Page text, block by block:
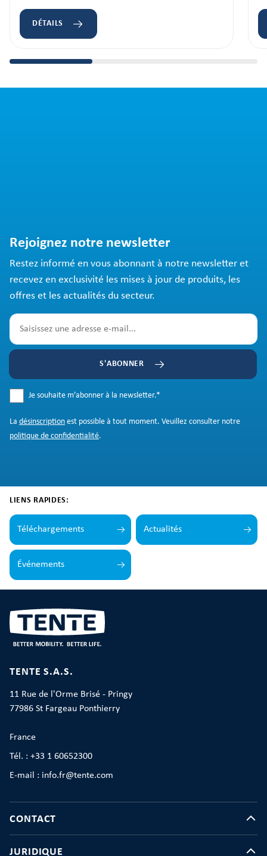
DÉTAILS
Rejoignez notre newsletter
Restez informé en vous abonnant à notre newsletter et
recevez en exclusivité les mises à jour de produits, les
offres et les actualités du secteur.
S'ABONNER
Je souhaite m’abonner à la newsletter.*
La désinscription est possible à tout moment. Veuillez consulter notre
politique de confidentialité.
LIENS RAPIDES:
Téléchargements Actualités
Événements
TENTE S.A.S.
11 Rue de l'Orme Brisé - Pringy
77986 St Fargeau Ponthierry
France
Tél. : +33 1 60652300
E-mail : info.fr@tente.com
CONTACT
JURIDIQUE